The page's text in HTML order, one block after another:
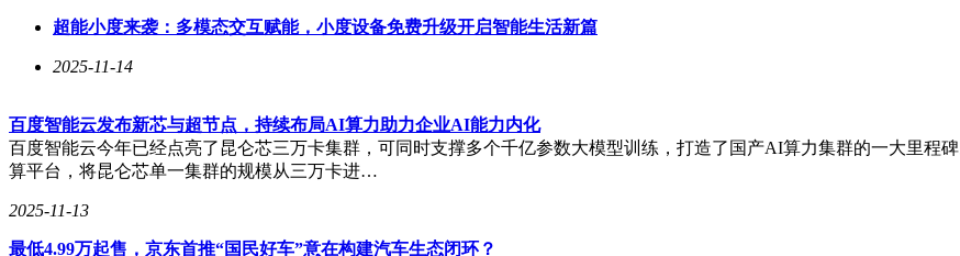
超能小度来袭：多模态交互赋能，小度设备免费升级开启智能生活新篇
2025-11-14
百度智能云发布新芯与超节点，持续布局AI算力助力企业AI能力内化
百度智能云今年已经点亮了昆仑芯三万卡集群，可同时支撑多个千亿参数大模型训练，打造了国产AI算力集群的一大里程
算平台，将昆仑芯单一集群的规模从三万卡进…
2025-11-13
最低4.99万起售，京东首推“国民好车”意在构建汽车生态闭环？